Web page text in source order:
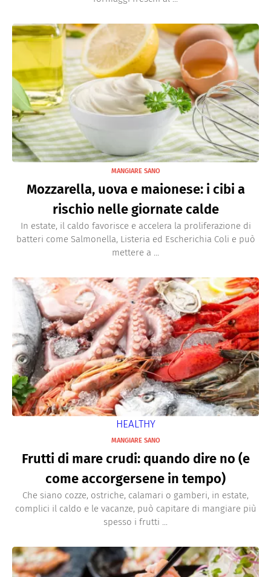
MANGIARE SANO
Mozzarella, uova e maionese: i cibi a
rischio nelle giornate calde
In estate, il caldo favorisce e accelera la proliferazione di
batteri come Salmonella, Listeria ed Escherichia Coli e può
mettere a ...
HEALTHY
MANGIARE SANO
Frutti di mare crudi: quando dire no (e
come accorgersene in tempo)
Che siano cozze, ostriche, calamari o gamberi, in estate,
complici il caldo e le vacanze, può capitare di mangiare più
spesso i frutti ...